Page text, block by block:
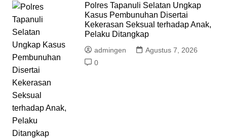
Polres Tapanuli Selatan Ungkap
Kasus Pembunuhan Disertai
Kekerasan Seksual terhadap Anak,
Pelaku Ditangkap
admingen
Agustus 7, 2026
0